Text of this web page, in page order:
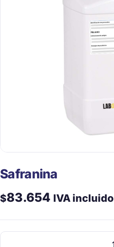
Safranina
$83.654 IVA incluido
Safranina